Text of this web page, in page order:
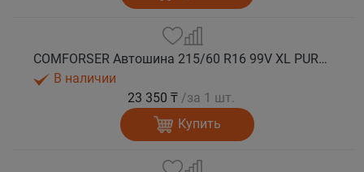
COMFORSER Автошина 215/60 R16 99V XL PURESPEED лето
В наличии
23 350 ₸ /за 1 шт.
Купить